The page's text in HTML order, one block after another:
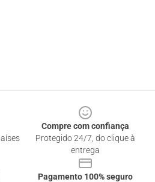
Compre com confiança
Protegido 24/7, do clique à
entrega
Pagamento 100% seguro